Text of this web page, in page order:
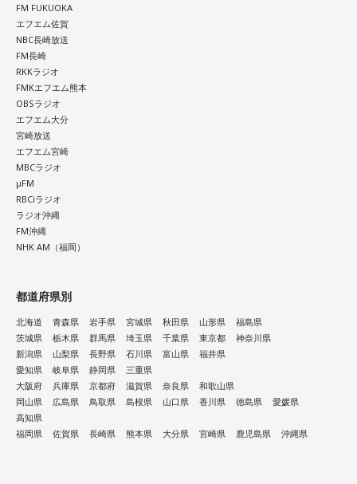
【11位】天秤座（てんびん座）
見えないストレスが溜まりやすい日。人間関係で「なんとな
く気が重い」と感じたら、距離を置くことも立派な自己防
衛。深入りしすぎず、今日は自分の心地よさを最優先にし
て。自分の中にある常識を疑ってみると、モヤモヤの正体に
気づけるかも。
【12位】射手座（いて座）
頑張りすぎに注意の日。仕事や頼まれごとを抱え込みすぎ
て、気づいたらパンク寸前になりそうです。断る勇気を持つ
ことも意識しましょう。全部ひとりでやろうとせず、周囲に
上手に頼ることを心がけて。紫色の服を身につけると、心が
落ち着きそう。
【今日の一言メッセージ】
います。誰かと張り合う気持ちが湧いてきたら、「自分は何
のためにこれをしているのか」と立ち止まってみましょう。
本当に欲しいものは、競争の先ではなく、自分の内側にある
はずです。
■監修者プロフィール：草彅健太（くさなぎ・けんた）
東京・池袋占い館セレーネ所属。メンタルケアカウンセラ
ー。鑑定件数は若い女性を中心に7,000件を超え、占いイベン
トやアプリの監修も手がける。また、イベントMCや声優とし
FM FUKUOKA
エフエム佐賀
NBC長崎放送
FM長崎
RKKラジオ
FMKエフエム熊本
OBSラジオ
エフエム大分
宮崎放送
エフエム宮崎
MBCラジオ
μFM
RBCiラジオ
ラジオ沖縄
FM沖縄
NHK AM（福岡）
都道府県別
北海道 青森県 岩手県 宮城県 秋田県 山形県
福島県
茨城県
栃木県 群馬県 埼玉県 千葉県 東京都
神奈川県
新潟県
山梨県 長野県 石川県 富山県
福井県
愛知県
岐阜県 静岡県
三重県
大阪府
兵庫県 京都府 滋賀県 奈良県
和歌山県
岡山県
広島県 鳥取県 島根県 山口県 香川県 徳島県
愛媛県
高知県
福岡県
佐賀県 長崎県 熊本県 大分県 宮崎県 鹿児島県 沖縄県